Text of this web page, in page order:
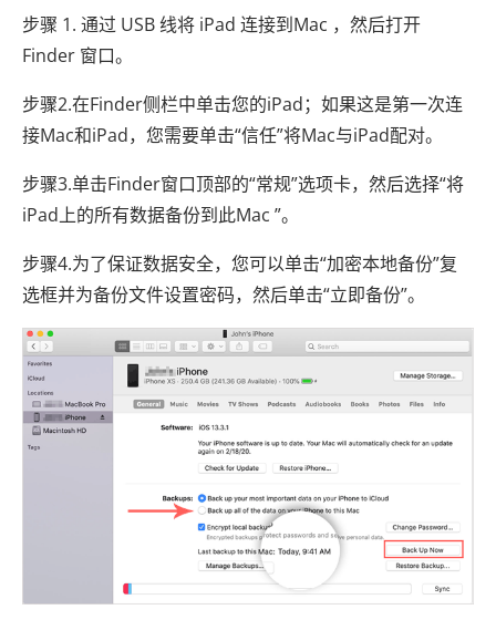
步骤 1. 通过 USB 线将 iPad 连接到Mac ，然后打开
Finder 窗口。
步骤2.在Finder侧栏中单击您的iPad；如果这是第一次连
接Mac和iPad，您需要单击“信任”将Mac与iPad配对。
步骤3.单击Finder窗口顶部的“常规”选项卡，然后选择“将
iPad上的所有数据备份到此Mac ”。
步骤4.为了保证数据安全，您可以单击“加密本地备份”复
选框并为备份文件设置密码，然后单击“立即备份”。